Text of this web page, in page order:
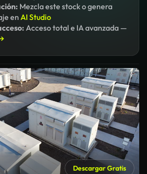
Mezcla este stock o genera
en AI Studio
Acceso total e IA avanzada —
Descargar Gratis